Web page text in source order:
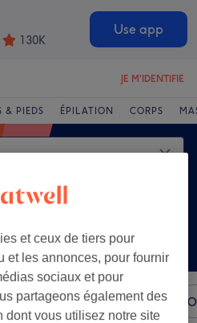
130K
Use app
JE M'IDENTIFIE
& PIEDS ÉPILATION CORPS
prix Marques Salons
et ceux de tiers pour
et les annonces, pour fournir
sociaux et pour
partageons également des
dont vous utilisez notre site